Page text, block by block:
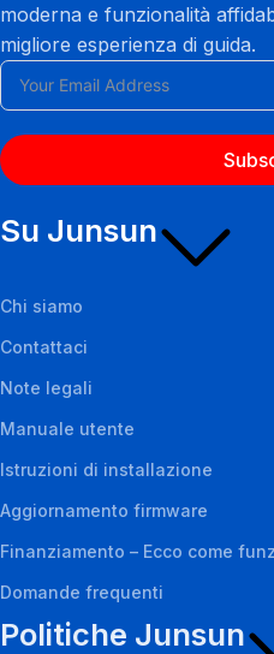
moderna e funzionalità
migliore esperienza di guida.
Su Junsun
Chi siamo
Contattaci
Note legali
Manuale utente
Istruzioni di installazione
Aggiornamento firmware
Finanziamento – Ecco come
Domande frequenti
Politiche Junsun